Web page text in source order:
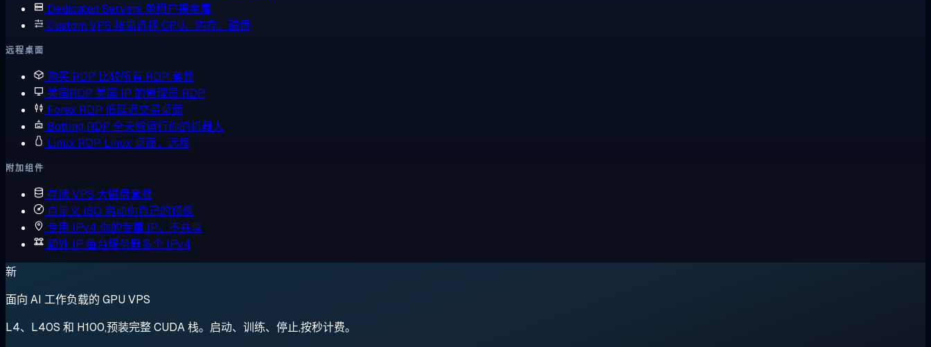
Dedicated Servers 单租户裸金属
Custom VPS 按需选择 CPU、内存、磁盘
远程桌面
购买 RDP 比较所有 RDP 套餐
美国RDP 美国 IP 的管理员 RDP
Forex RDP 低延迟交易桌面
Botting RDP 全天候运行你的机器人
Linux RDP Linux 桌面，远程
附加组件
存储 VPS 大磁盘套餐
自定义 ISO 启动你自己的镜像
专用 IPv4 你的专属 IP，不共享
额外 IP 每台服务器多个 IPv4
新
面向 AI 工作负载的 GPU VPS
L4、L40S 和 H100,预装完整 CUDA 栈。启动、训练、停止,按秒计费。